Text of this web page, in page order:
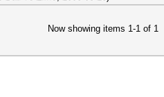
Now showing items 1-1 of 1